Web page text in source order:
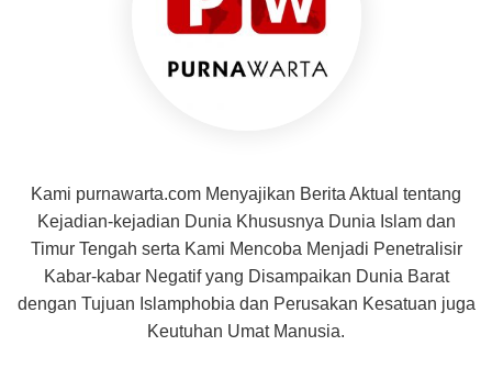
Kami purnawarta.com Menyajikan Berita Aktual tentang
Kejadian-kejadian Dunia Khususnya Dunia Islam dan
Timur Tengah serta Kami Mencoba Menjadi Penetralisir
Kabar-kabar Negatif yang Disampaikan Dunia Barat
dengan Tujuan Islamphobia dan Perusakan Kesatuan juga
Keutuhan Umat Manusia.